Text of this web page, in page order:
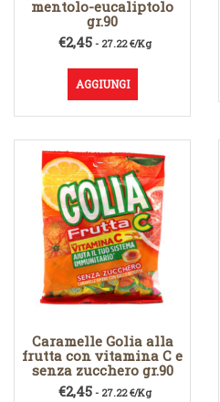
mentolo-eucaliptolo
gr.90
€2,45- 27.22 €/Kg
AGGIUNGI
Caramelle Golia alla
frutta con vitamina C e
senza zucchero gr.90
€2,45- 27.22 €/Kg